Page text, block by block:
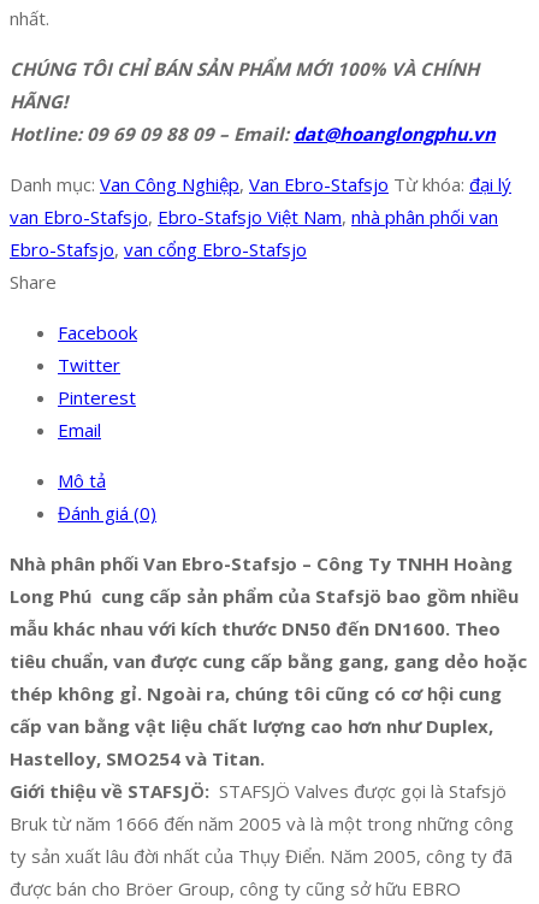
nhất.
CHÚNG TÔI CHỈ BÁN SẢN PHẨM MỚI 100% VÀ CHÍNH
HÃNG!
Hotline: 09 69 09 88 09 – Email:dat@hoanglongphu.vn
Danh mục: Van Công Nghiệp, Van Ebro-Stafsjo Từ khóa: đại lý
van Ebro-Stafsjo, Ebro-Stafsjo Việt Nam, nhà phân phối van
Ebro-Stafsjo, van cổng Ebro-Stafsjo
Share
Facebook
Twitter
Pinterest
Email
Mô tả
Đánh giá (0)
Nhà phân phối Van Ebro-Stafsjo – Công Ty TNHH Hoàng
Long Phú cung cấp sản phẩm của Stafsjö bao gồm nhiều
mẫu khác nhau với kích thước DN50 đến DN1600. Theo
tiêu chuẩn, van được cung cấp bằng gang, gang dẻo hoặc
thép không gỉ. Ngoài ra, chúng tôi cũng có cơ hội cung
cấp van bằng vật liệu chất lượng cao hơn như Duplex,
Hastelloy, SMO254 và Titan.
Giới thiệu về STAFSJÖ: STAFSJÖ Valves được gọi là Stafsjö
Bruk từ năm 1666 đến năm 2005 và là một trong những công
ty sản xuất lâu đời nhất của Thụy Điển. Năm 2005, công ty đã
được bán cho Bröer Group, công ty cũng sở hữu EBRO